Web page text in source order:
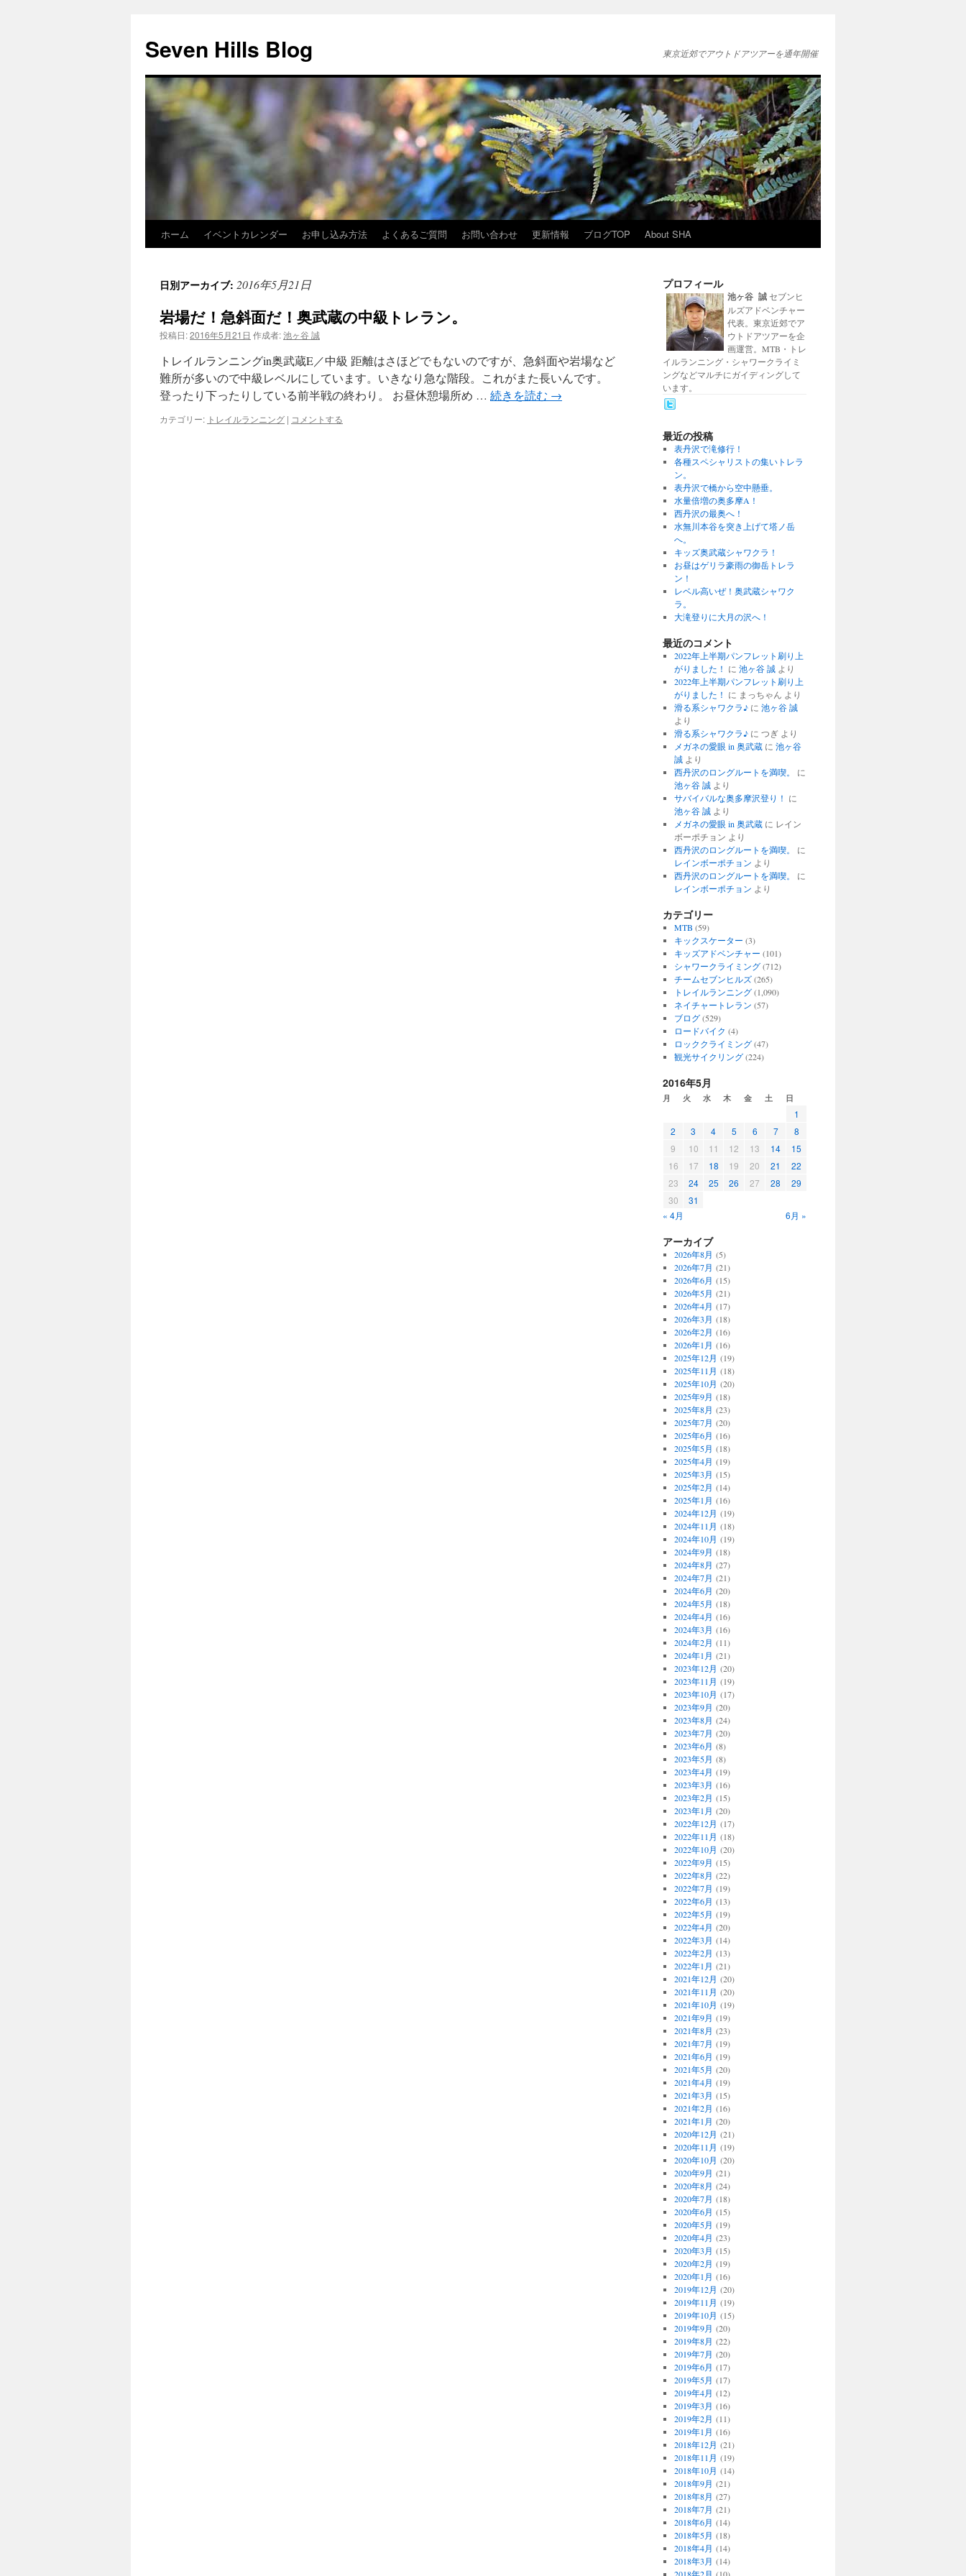
Seven Hills Blog 東京近郊でアウトドアツアーを通年開催
ス
ホーム イベントカレンダー お申し込み方法 よくあるご質問 お問い合わせ 更新情報 ブログTOP About SHA
日別アーカイブ: 2016年5月21日
岩場だ！急斜面だ！奥武蔵の中級トレラン。
投稿日:2016年5月21日 作成者:池ヶ谷 誠
トレイルランニングin奥武蔵E／中級 距離はさほどでもないのですが、急斜面や岩場など
難所が多いので中級レベルにしています。いきなり急な階段。これがまた長いんです。
登ったり下ったりしている前半戦の終わり。 お昼休憩場所め … 続きを読む →
カテゴリー: トレイルランニング | コメントする
プロフィール
池ヶ谷 誠 セブンヒ
ルズアドベンチャー
代表。東京近郊でア
ウトドアツアーを企
画運営。MTB・トレ
イルランニング・シャワークライミ
ングなどマルチにガイディングして
います。
最近の投稿
表丹沢で滝修行！
各種スペシャリストの集いトレラ
ン。
表丹沢で橋から空中懸垂。
水量倍増の奥多摩A！
西丹沢の最奥へ！
水無川本谷を突き上げて塔ノ岳
へ。
キッズ奥武蔵シャワクラ！
お昼はゲリラ豪雨の御岳トレラ
ン！
レベル高いぜ！奥武蔵シャワク
ラ。
大滝登りに大月の沢へ！
最近のコメント
2022年上半期パンフレット刷り上
がりました！ に 池ヶ谷 誠より
2022年上半期パンフレット刷り上
がりました！ に まっちゃん より
滑る系シャワクラ♪に 池ヶ谷 誠
より
滑る系シャワクラ♪に つぎより
メガネの愛眼 in 奥武蔵に 池ヶ谷
誠より
西丹沢のロングルートを満喫。
に
池ヶ谷 誠より
サバイバルな奥多摩沢登り！ に
池ヶ谷 誠より
メガネの愛眼 in 奥武蔵に レイン
ボーポチョン より
西丹沢のロングルートを満喫。
に
レインボーポチョン より
西丹沢のロングルートを満喫。
に
レインボーポチョン より
カテゴリー
MTB (59)
キックスケーター (3)
キッズアドベンチャー (101)
シャワークライミング(712)
チームセブンヒルズ(265)
トレイルランニング(1,090)
ネイチャートレラン (57)
ブログ(529)
ロードバイク (4)
ロッククライミング(47)
観光サイクリング(224)
2016年5月
月 火 水 木 金 土 日
1
2
3 4 5 6 7
8
9
10 11 12 13 14
15
16
17 18 19 20 21
22
23
24 25 26 27 28
29
30
31
« 4月
6月 »
アーカイブ
2026年8月 (5)
2026年7月 (21)
2026年6月 (15)
2026年5月 (21)
2026年4月 (17)
2026年3月 (18)
2026年2月 (16)
2026年1月 (16)
2025年12月 (19)
2025年11月 (18)
2025年10月 (20)
2025年9月 (18)
2025年8月 (23)
2025年7月 (20)
2025年6月 (16)
2025年5月 (18)
2025年4月 (19)
2025年3月 (15)
2025年2月 (14)
2025年1月 (16)
2024年12月 (19)
2024年11月 (18)
2024年10月 (19)
2024年9月 (18)
2024年8月 (27)
2024年7月 (21)
2024年6月 (20)
2024年5月 (18)
2024年4月 (16)
2024年3月 (16)
2024年2月 (11)
2024年1月 (21)
2023年12月 (20)
2023年11月 (19)
2023年10月 (17)
2023年9月 (20)
2023年8月 (24)
2023年7月 (20)
2023年6月 (8)
2023年5月 (8)
2023年4月 (19)
2023年3月 (16)
2023年2月 (15)
2023年1月 (20)
2022年12月 (17)
2022年11月 (18)
2022年10月 (20)
2022年9月 (15)
2022年8月 (22)
2022年7月 (19)
2022年6月 (13)
2022年5月 (19)
2022年4月 (20)
2022年3月 (14)
2022年2月 (13)
2022年1月 (21)
2021年12月 (20)
2021年11月 (20)
2021年10月 (19)
2021年9月 (19)
2021年8月 (23)
2021年7月 (19)
2021年6月 (19)
2021年5月 (20)
2021年4月 (19)
2021年3月 (15)
2021年2月 (16)
2021年1月 (20)
2020年12月 (21)
2020年11月 (19)
2020年10月 (20)
2020年9月 (21)
2020年8月 (24)
2020年7月 (18)
2020年6月 (15)
2020年5月 (19)
2020年4月 (23)
2020年3月 (15)
2020年2月 (19)
2020年1月 (16)
2019年12月 (20)
2019年11月 (19)
2019年10月 (15)
2019年9月 (20)
2019年8月 (22)
2019年7月 (20)
2019年6月 (17)
2019年5月 (17)
2019年4月 (12)
2019年3月 (16)
2019年2月 (11)
2019年1月 (16)
2018年12月 (21)
2018年11月 (19)
2018年10月 (14)
2018年9月 (21)
2018年8月 (27)
2018年7月 (21)
2018年6月 (14)
2018年5月 (18)
2018年4月 (14)
2018年3月 (14)